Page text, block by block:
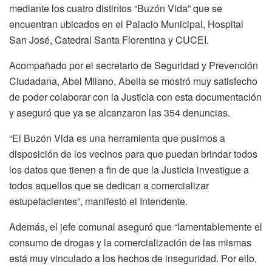
mediante los cuatro distintos “Buzón Vida” que se
encuentran ubicados en el Palacio Municipal, Hospital
San José, Catedral Santa Florentina y CUCEI.
Acompañado por el secretario de Seguridad y Prevención
Ciudadana, Abel Milano, Abella se mostró muy satisfecho
de poder colaborar con la Justicia con esta documentación
y aseguró que ya se alcanzaron las 354 denuncias.
“El Buzón Vida es una herramienta que pusimos a
disposición de los vecinos para que puedan brindar todos
los datos que tienen a fin de que la Justicia investigue a
todos aquellos que se dedican a comercializar
estupefacientes”, manifestó el Intendente.
Además, el jefe comunal aseguró que “lamentablemente el
consumo de drogas y la comercialización de las mismas
está muy vinculado a los hechos de inseguridad. Por ello,